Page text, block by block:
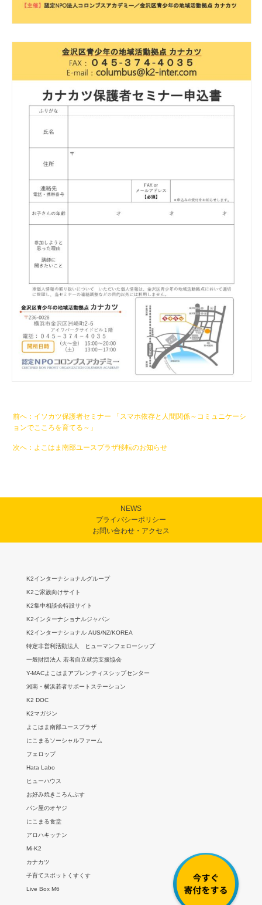
イソカツ保護者セミナー 「スマホ依存と人間関係～コミュニケーシ
ョンでこころを育てる～」
よこはま南部ユースプラザ移転のお知らせ
NEWS
プライバシーポリシー
お問い合わせ・アクセス
K2インターナショナルグループ
K2ご家族向けサイト
K2集中相談会特設サイト
K2インターナショナルジャパン
K2インターナショナル AUS/NZ/KOREA
特定非営利活動法人 ヒューマンフェローシップ
一般財団法人 若者自立就労支援協会
Y-MACよこはまアプレンティスシップセンター
湘南・横浜若者サポートステーション
K2 DOC
K2マガジン
よこはま南部ユースプラザ
にこまるソーシャルファーム
フェロップ
Hata Labo
ヒューハウス
お好み焼きころんぶす
パン屋のオヤジ
にこまる食堂
アロハキッチン
Mi-K2
カナカツ
子育てスポットくすくす
Live Box M6